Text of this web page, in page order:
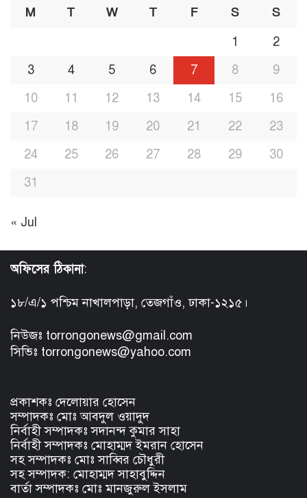
M T W T F S S
1
2
3
4 5 6 7 8
9
10
11 12 13 14 15
16
17
18 19 20 21 22
23
24
25 26 27 28 29
30
31
« Jul
অফিসের ঠিকানা:
১৮/এ/১ পশ্চিম নাখালপাড়া, তেজগাঁও, ঢাকা-১২১৫।
নিউজঃ torrongonews@gmail.com
সিভিঃ torrongonews@yahoo.com
প্রকাশকঃ দেলোয়ার হোসেন
সম্পাদকঃ মোঃ আবদুল ওয়াদুদ
নির্বাহী সম্পাদকঃ সদানন্দ কুমার সাহা
নির্বাহী সম্পাদকঃ মোহাম্মদ ইমরান হোসেন
সহ সম্পাদকঃ মোঃ সাব্বির চৌধুরী
সহ সম্পাদক: মোহাম্মদ সাহাবুদ্দিন
বার্তা সম্পাদকঃ মোঃ মানজুরুল ইসলাম